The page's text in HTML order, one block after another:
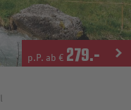
p.P. ab € 279.-